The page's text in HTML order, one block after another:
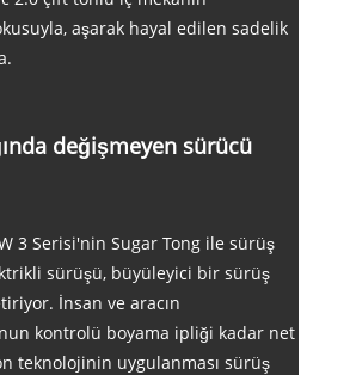
aşarak hayal edilen sadelik
değişmeyen sürücü
3 Serisi'nin Sugar Tong ile sürüş
sürüşü, büyüleyici bir sürüş
İnsan ve aracın
kontrolü boyama ipliği kadar net
teknolojinin uygulanması sürüş